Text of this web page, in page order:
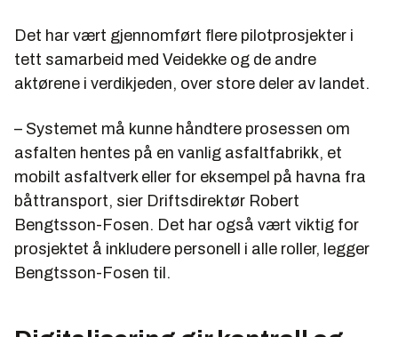
Det har vært gjennomført flere pilotprosjekter i
tett samarbeid med Veidekke og de andre
aktørene i verdikjeden, over store deler av landet.
– Systemet må kunne håndtere prosessen om
asfalten hentes på en vanlig asfaltfabrikk, et
mobilt asfaltverk eller for eksempel på havna fra
båttransport, sier Driftsdirektør Robert
Bengtsson-Fosen. Det har også vært viktig for
prosjektet å inkludere personell i alle roller, legger
Bengtsson-Fosen til.